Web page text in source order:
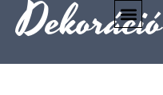
Dekoráció